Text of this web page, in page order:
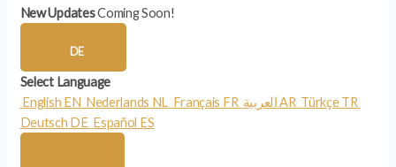
New UpdatesComing Soon!
DE
Select Language
English EN Nederlands NL Français FR العربية AR Türkçe TR
Deutsch DE Español ES